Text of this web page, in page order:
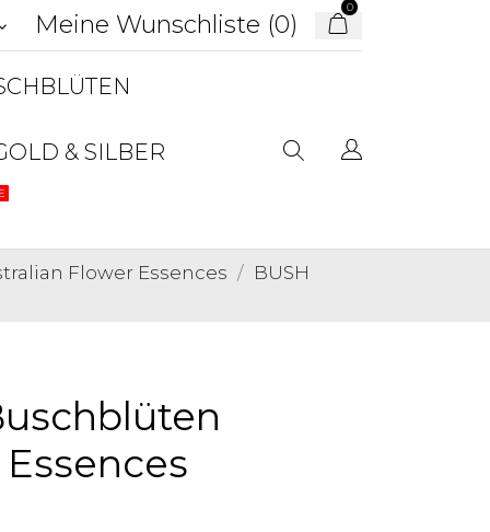
Meine Wunschliste (0)
0
& SILBER
Flower Essences
BUSH